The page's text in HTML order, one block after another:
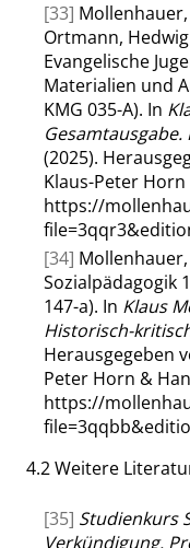
[33] Mollenhauer,
Ortmann,
Evangelische
Materialien und
KMG 035-A). In
(2025).
Klaus-Peter
https://
[34]
Sozialpädagogik
147-a). In Klaus
Historisch-
Herausgegeben
Peter Horn &
https://
4.2Weitere
[35] Studienkurs
Verkündigung.